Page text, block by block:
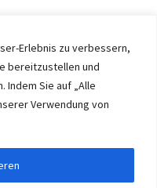
Erlebnis zu verbessern,
bereitzustellen und
Indem Sie auf „Alle
Verwendung von
member of the ERUON